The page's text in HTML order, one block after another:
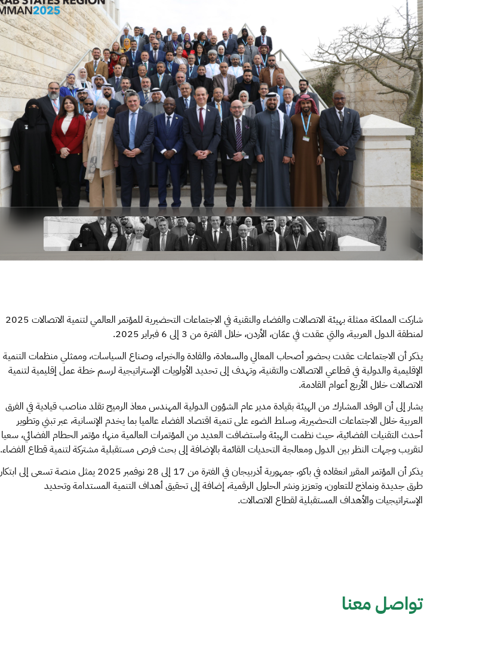
شاركت المملكة ممثلة بهيئة الاتصالات والفضاء والتقنية في الاجتماعات التحضيرية للمؤتمر العالمي لتنمية الاتصالات 2025
لمنطقة الدول العربية، والتي عقدت في عمّان، الأردن، خلال الفترة من 3 إلى 6 فبراير 2025.
يذكر أن الاجتماعات عقدت بحضور أصحاب المعالي والسعادة، والقادة والخبراء، وصناع السياسات، وممثلي منظمات التنمية
الإقليمية والدولية في قطاعي الاتصالات والتقنية، وتهدف إلى تحديد الأولويات الإستراتيجية لرسم خطة عمل إقليمية لتنمية
الاتصالات خلال الأربع أعوام القادمة.
يشار إلى أن الوفد المشارك من الهيئة بقيادة مدير عام الشؤون الدولية المهندس معاذ الرميح تقلد مناصب قيادية في الفرق
العربية خلال الاجتماعات التحضيرية، وسلط الضوء على تنمية اقتصاد الفضاء عالميا بما يخدم الإنسانية، عبر تبني وتطوير
أحدث التقنيات الفضائية، حيث نظمت الهيئة واستضافت العديد من المؤتمرات العالمية منها؛ مؤتمر الحطام الفضائي، سعيا
لتقريب وجهات النظر بين الدول ومعالجة التحديات القائمة بالإضافة إلى بحث فرص مستقبلية مشتركة لتنمية قطاع الفضاء.
يذكر أن المؤتمر المقرر انعقاده في باكو، جمهورية أذربيجان في الفترة من 17 إلى 28 نوفمبر 2025 يمثل منصة تسعى إلى ابتكار
طرق جديدة ونماذج للتعاون، وتعزيز ونشر الحلول الرقمية، إضافة إلى تحقيق أهداف التنمية المستدامة وتحديد
الإستراتيجيات والأهداف المستقبلية لقطاع الاتصالات.
تواصل معنا